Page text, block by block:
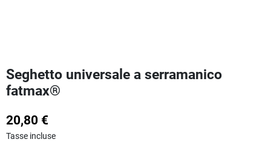
Seghetto universale a serramanico
fatmax®
20,80 €
Tasse incluse